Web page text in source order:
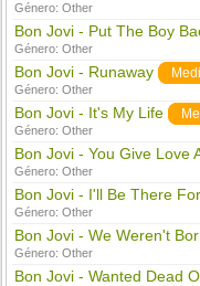
Género:Other
Bon Jovi - Put The Boy
Género:Other
Bon Jovi - Runaway
Género:Other
Bon Jovi - It's My Life
Género:Other
Bon Jovi - You Give Love
Género:Other
Bon Jovi - I'll Be There
Género:Other
Bon Jovi - We Weren't
Género:Other
Bon Jovi - Wanted Dead